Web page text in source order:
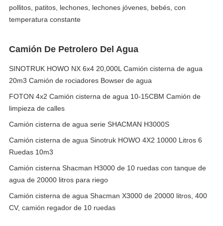
pollitos, patitos, lechones, lechones jóvenes, bebés, con
temperatura constante
Camión De Petrolero Del Agua
SINOTRUK HOWO NX 6x4 20,000L Camión cisterna de agua
20m3 Camión de rociadores Bowser de agua
FOTON 4x2 Camión cisterna de agua 10-15CBM Camión de
limpieza de calles
Camión cisterna de agua serie SHACMAN H3000S
Camión cisterna de agua Sinotruk HOWO 4X2 10000 Litros 6
Ruedas 10m3
Camión cisterna Shacman H3000 de 10 ruedas con tanque de
agua de 20000 litros para riego
Camión cisterna de agua Shacman X3000 de 20000 litros, 400
CV, camión regador de 10 ruedas